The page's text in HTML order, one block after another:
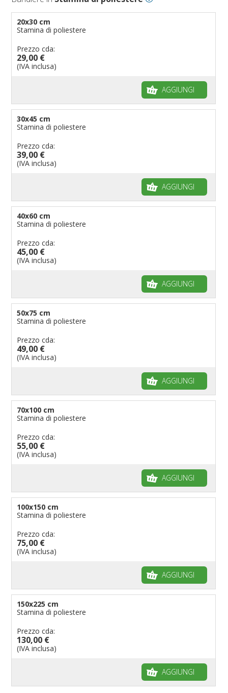
20x30 cm
Stamina di poliestere
Prezzo cda:
29,00 €
(IVA inclusa)
AGGIUNGI
30x45 cm
Stamina di poliestere
Prezzo cda:
39,00 €
(IVA inclusa)
AGGIUNGI
40x60 cm
Stamina di poliestere
Prezzo cda:
45,00 €
(IVA inclusa)
AGGIUNGI
50x75 cm
Stamina di poliestere
Prezzo cda:
49,00 €
(IVA inclusa)
AGGIUNGI
70x100 cm
Stamina di poliestere
Prezzo cda:
55,00 €
(IVA inclusa)
AGGIUNGI
100x150 cm
Stamina di poliestere
Prezzo cda:
75,00 €
(IVA inclusa)
AGGIUNGI
150x225 cm
Stamina di poliestere
Prezzo cda:
130,00 €
(IVA inclusa)
AGGIUNGI